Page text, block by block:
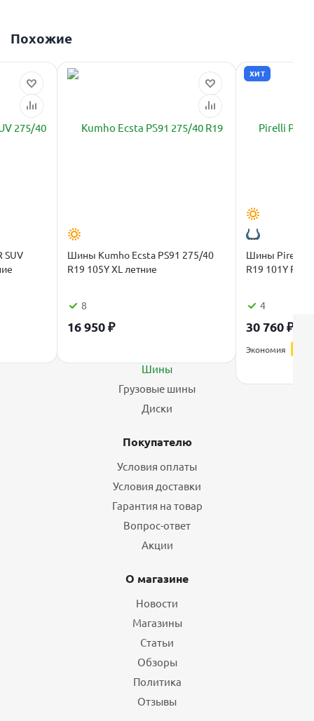
Похожие
SUV
летние
Шины Kumho Ecsta PS91 275/40
R19 105Y XL летние
8
16 950₽
ХИТ
Шины Pirelli P
R19 101Y Run
4
30 760₽
Экономия
Шины
Грузовые шины
Диски
Покупателю
Условия оплаты
Условия доставки
Гарантия на товар
Вопрос-ответ
Акции
О магазине
Новости
Магазины
Статьи
Обзоры
Политика
Отзывы